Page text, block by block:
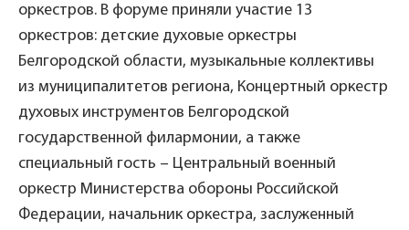
оркестров. В форуме приняли участие 13
оркестров: детские духовые оркестры
Белгородской области, музыкальные коллективы
из муниципалитетов региона, Концертный оркестр
духовых инструментов Белгородской
государственной филармонии, а также
специальный гость – Центральный военный
оркестр Министерства обороны Российской
Федерации, начальник оркестра, заслуженный